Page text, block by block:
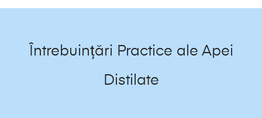
Întrebuințări Practice ale Apei
Distilate